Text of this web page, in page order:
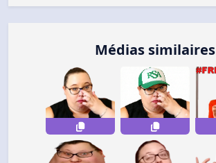
Médias similaires